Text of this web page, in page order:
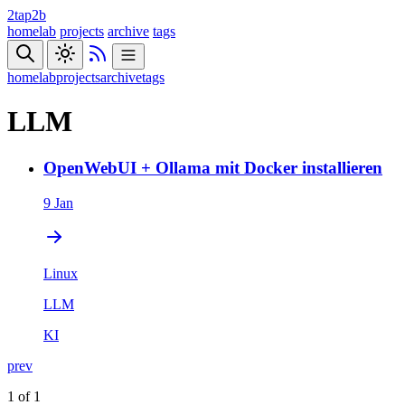
2tap2b
homelab projects archive tags
homelabprojectsarchivetags
LLM
OpenWebUI + Ollama mit Docker installieren
9 Jan
Linux
LLM
KI
prev
1 of 1